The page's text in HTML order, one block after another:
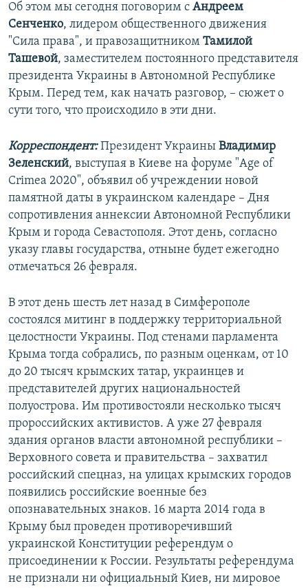
Об этом мы сегодня поговорим с Андреем
Сенченко, лидером общественного движения
"Сила права", и правозащитником Тамилой
Ташевой, заместителем постоянного представителя
президента Украины в Автономной Республике
Крым. Перед тем, как начать разговор, – сюжет о
сути того, что происходило в эти дни.
Корреспондент:Президент Украины Владимир
Зеленский, выступая в Киеве на форуме "Age of
Crimea 2020", объявил об учреждении новой
памятной даты в украинском календаре – Дня
сопротивления аннексии Автономной Республики
Крым и города Севастополя. Этот день, согласно
указу главы государства, отныне будет ежегодно
отмечаться 26 февраля.
В этот день шесть лет назад в Симферополе
состоялся митинг в поддержку территориальной
целостности Украины. Под стенами парламента
Крыма тогда собрались, по разным оценкам, от 10
до 20 тысяч крымских татар, украинцев и
представителей других национальностей
полуострова. Им противостояли несколько тысяч
пророссийских активистов. А уже 27 февраля
здания органов власти автономной республики –
Верховного совета и правительства – захватил
российский спецназ, на улицах крымских городов
появились российские военные без
опознавательных знаков. 16 марта 2014 года в
Крыму был проведен противоречивший
украинской Конституции референдум о
присоединении к России. Результаты референдума
не признали ни официальный Киев, ни мировое